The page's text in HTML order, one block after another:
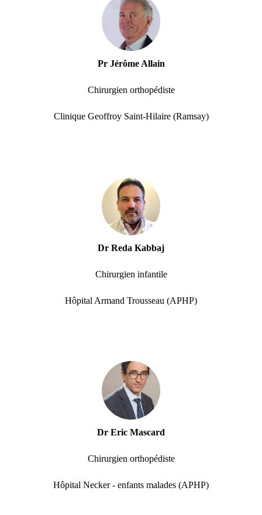
Pr Jérôme Allain
Chirurgien orthopédiste
Clinique Geoffroy Saint-Hilaire (Ramsay)
Dr Reda Kabbaj
Chirurgien infantile
Hôpital Armand Trousseau (APHP)
Dr Eric Mascard
Chirurgien orthopédiste
Hôpital Necker - enfants malades (APHP)